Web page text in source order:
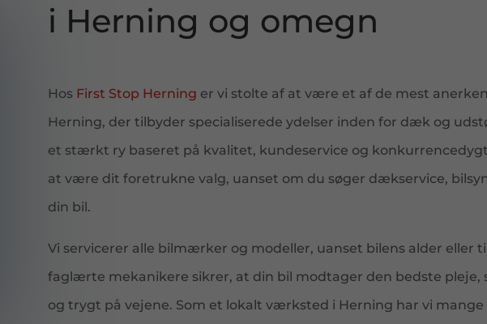
i Herning og omegn
Hos First Stop Herning er vi stolte af at være et af de mest
Herning, der tilbyder specialiserede ydelser inden for dæk og
et stærkt ry baseret på kvalitet, kundeservice og
at være dit foretrukne valg, uanset om du søger dækservice,
din bil.
Vi servicerer alle bilmærker og modeller, uanset bilens alder eller
faglærte mekanikere sikrer, at din bil modtager den bedste pleje,
og trygt på vejene. Som et lokalt værksted i Herning har vi